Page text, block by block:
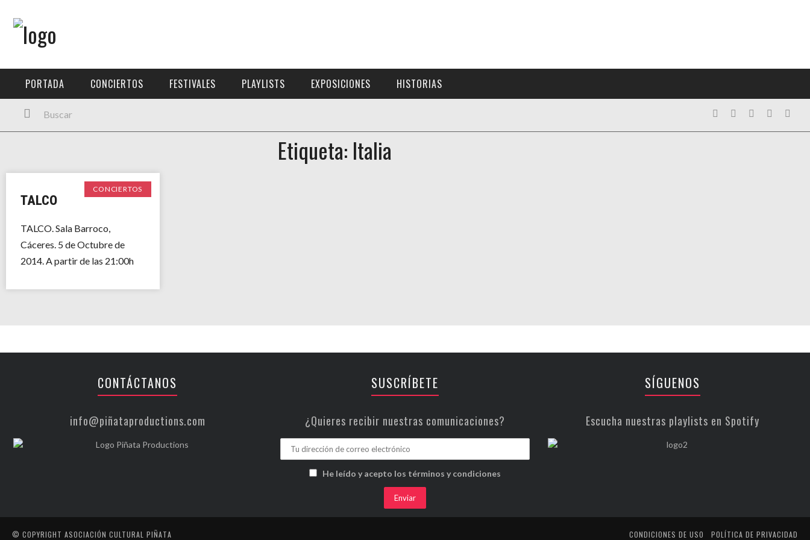
PORTADA
FESTIVALES
HISTORIAS
PORTADA CONCIERTOS FESTIVALES PLAYLISTS EXPOSICIONES HISTORIAS
Etiqueta: Italia
CONCIERTOS
TALCO
TALCO. Sala Barroco,
Cáceres. 5 de Octubre de
2014. A partir de las 21:00h
CONTÁCTANOS
info@piñataproductions.com
SUSCRÍBETE
¿Quieres recibir nuestras comunicaciones?
He leído y acepto los términos y condiciones
SÍGUENOS
Escucha nuestras playlists en Spotify
© COPYRIGHT ASOCIACIÓN CULTURAL PIÑATA CONDICIONES DE USO POLÍTICA DE PRIVACIDAD